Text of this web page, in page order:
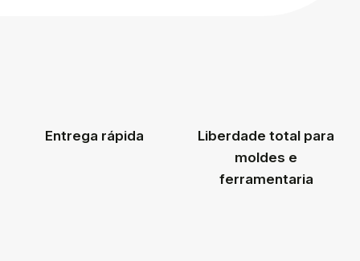
Entrega rápida
Liberdade total para
moldes e
ferramentaria